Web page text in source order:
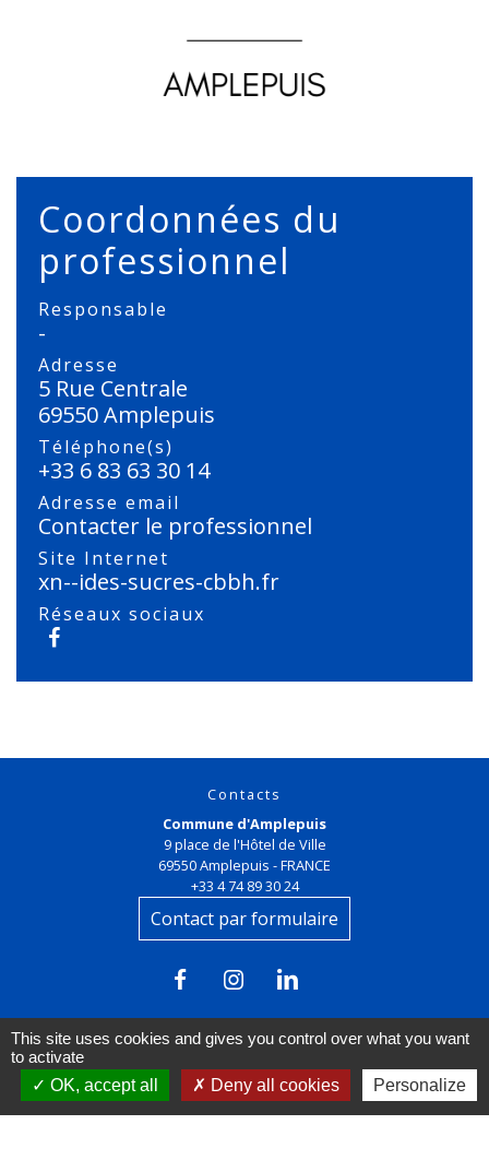
Coordonnées du
professionnel
Responsable
-
Adresse
5 Rue Centrale
69550 Amplepuis
Téléphone(s)
+33 6 83 63 30 14
Adresse email
Contacter le professionnel
Site Internet
xn--ides-sucres-cbbh.fr
Réseaux sociaux
Contacts
Commune d'Amplepuis
9 place de l'Hôtel de Ville
69550 Amplepuis - FRANCE
+33 4 74 89 30 24
Contact par formulaire
Liens
This site uses cookies and gives you control over what you want
to activate
OK, accept all
Deny all cookies Personalize